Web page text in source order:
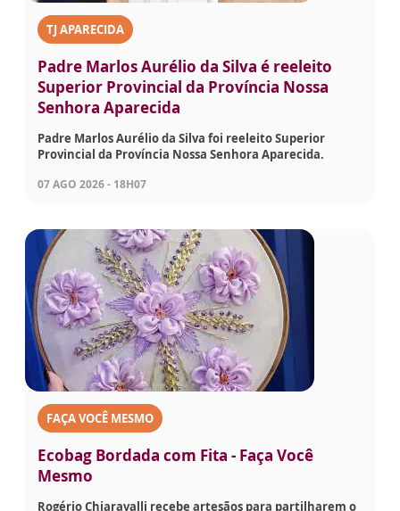
TJ APARECIDA
Padre Marlos Aurélio da Silva é reeleito
Superior Provincial da Província Nossa
Senhora Aparecida
Padre Marlos Aurélio da Silva foi reeleito Superior
Provincial da Província Nossa Senhora Aparecida.
07 AGO 2026 - 18H07
FAÇA VOCÊ MESMO
Ecobag Bordada com Fita - Faça Você
Mesmo
Rogério Chiaravalli recebe artesãos para partilharem o